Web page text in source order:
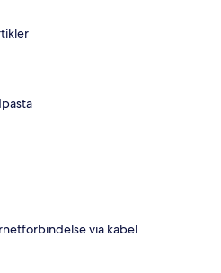
via kabel